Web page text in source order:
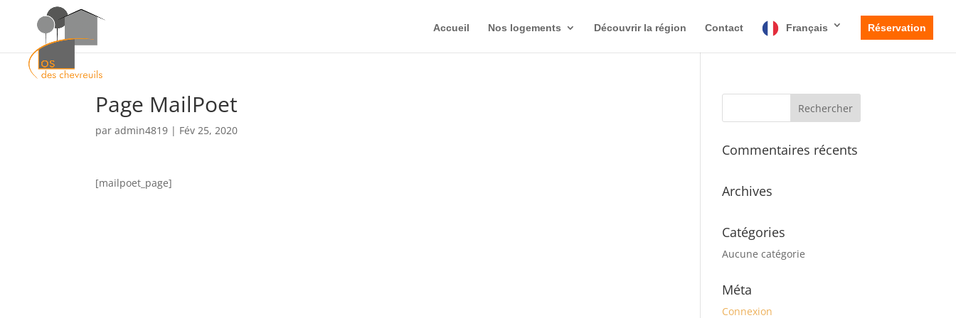
Accueil Nos logements Découvrir la région Contact Français Réservation
Page MailPoet
paradmin4819 | Fév 25, 2020
[mailpoet_page]
Commentaires récents
Archives
Catégories
Aucune catégorie
Méta
Connexion